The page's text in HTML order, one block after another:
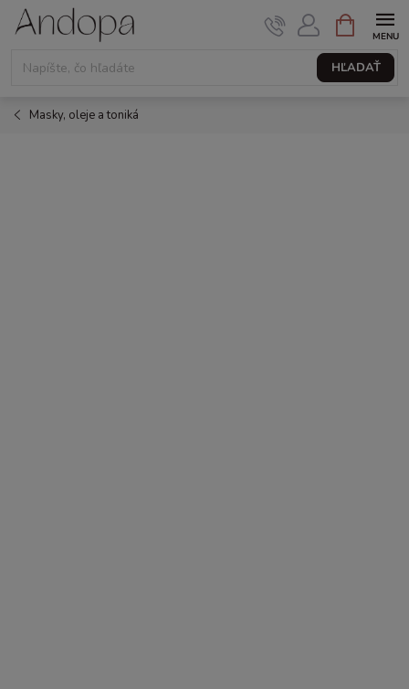
Prejsť
HĽADAŤ
NÁKUPNÝ
KOŠÍK
Masky, oleje a toniká